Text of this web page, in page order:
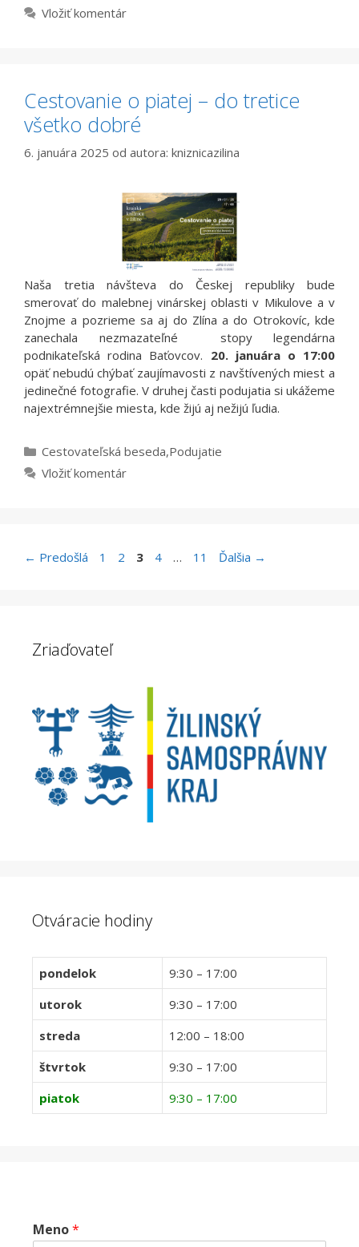
Vložiť komentár
Cestovanie o piatej – do tretice
všetko dobré
6. januára 2025 od autora: kniznicazilina
Naša tretia návšteva do Českej republiky bude
smerovať do malebnej vinárskej oblasti v Mikulove a v
Znojme a pozrieme sa aj do Zlína a do Otrokovíc, kde
zanechala nezmazateľné stopy legendárna
podnikateľská rodina Baťovcov. 20. januára o 17:00
opäť nebudú chýbať zaujímavosti z navštívených miest a
jedinečné fotografie. V druhej časti podujatia si ukážeme
najextrémnejšie miesta, kde žijú aj nežijú ľudia.
Kategórie
Cestovateľská beseda,Podujatie
Vložiť komentár
← Predošlá Stránka
1 Stránka
2 Stránka
3 Stránka
4 … Stránka
11 Ďalšia →
Zriaďovateľ
Otváracie hodiny
pondelok
9:30 – 17:00
utorok
9:30 – 17:00
streda
12:00 – 18:00
štvrtok
9:30 – 17:00
piatok
9:30 – 17:00
Meno*